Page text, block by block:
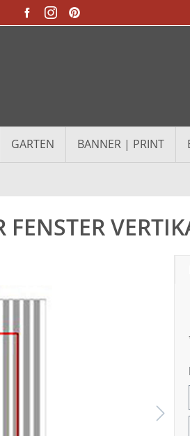
GARTEN BANNER | PRINT
FENSTER